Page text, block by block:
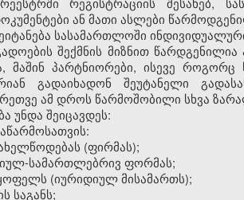
ან მათი ასლები
სასამართლოში
შექმნის მიზნით
მაშინ პარტნიორები, ისევე
გადაიხადონ შეუტანელი
ამ დროს წარმოშობილი სხვა
უნდა შეიცავდეს:
(ფირმას);
სამართლებრივ ფორმას;
(იურიდიულ მისამართს);
საგანს;